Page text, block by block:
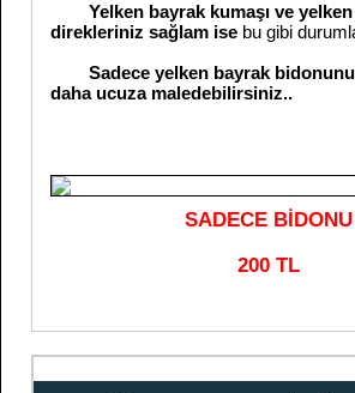
Yelken bayrak kumaşı ve
direkleriniz sağlam ise bu gibi
Sadece yelken bayrak bidonunu
daha ucuza maledebilirsiniz..
SADECE BİDONU
200 TL